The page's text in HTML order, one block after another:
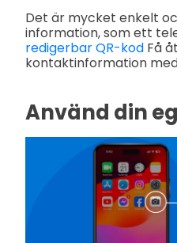
Det är mycket enkelt
information, som ett
redigerbar QR-kod Få
kontaktinformation
Använd din